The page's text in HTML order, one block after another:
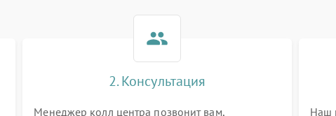
2. Консультация
Менеджер колл центра позвонит вам, Наш